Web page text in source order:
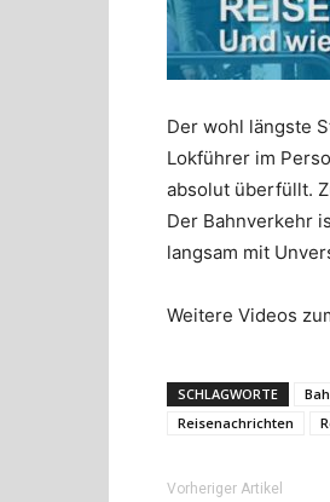
Der wohl längste
Lokführer im
absolut überfüllt.
Der Bahnverkehr
langsam mit
Weitere Videos
SCHLAGWORTE
Reisenachrichten
Vorheriger Artikel